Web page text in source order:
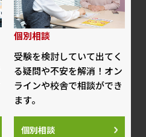
個別相談
受験を検討していて出てく
る疑問や不安を解消！オン
ラインや校舎で相談ができ
ます。
個別相談